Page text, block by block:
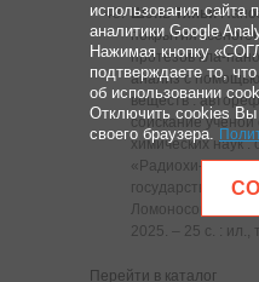
Шэнь Тяньи
покрытия
протезов кла-
анализ с
веществ :
соискание
химических наук :
«Радиохи-мия» /
государственный
Ломоносова]; АР-
2025. ‒ 25 с. : ил.,
Перейти в каталог
использования сайта
аналитики Google
Нажимая кнопку
подтверждаете то,
об использовании
Отключить cookies Вы
своего браузера.